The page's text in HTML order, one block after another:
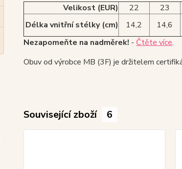
Velikost (EUR)
22 23
Délka vnitřní stélky (cm)
14,2 14,6
Nezapomeňte na nadměrek! - Čtěte více.
Obuv od výrobce MB (3F) je držitelem
Související zboží 6